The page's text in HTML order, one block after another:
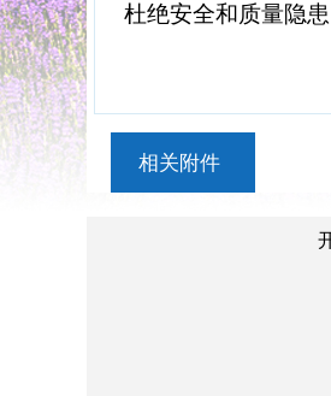
杜绝安全和质量隐
相关附件